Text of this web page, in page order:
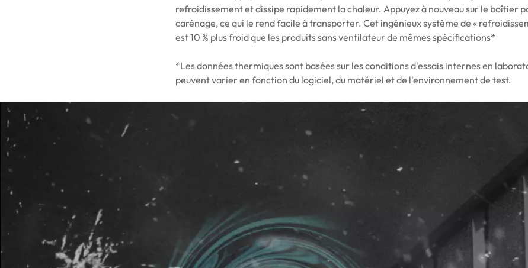
refroidissement et dissipe rapidement la chaleur. Appuyez à nouveau sur le boîtier
carénage, ce qui le rend facile à transporter. Cet ingénieux système de «
est 10 % plus froid que les produits sans ventilateur de mêmes spécifications*
*Les données thermiques sont basées sur les conditions d'essais internes en
peuvent varier en fonction du logiciel, du matériel et de l'environnement de test.